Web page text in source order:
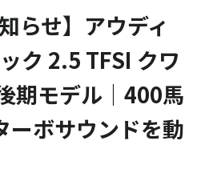
らせ】アウディ
ク 2.5 TFSI クワ
期モデル｜400馬
ーボサウンドを動